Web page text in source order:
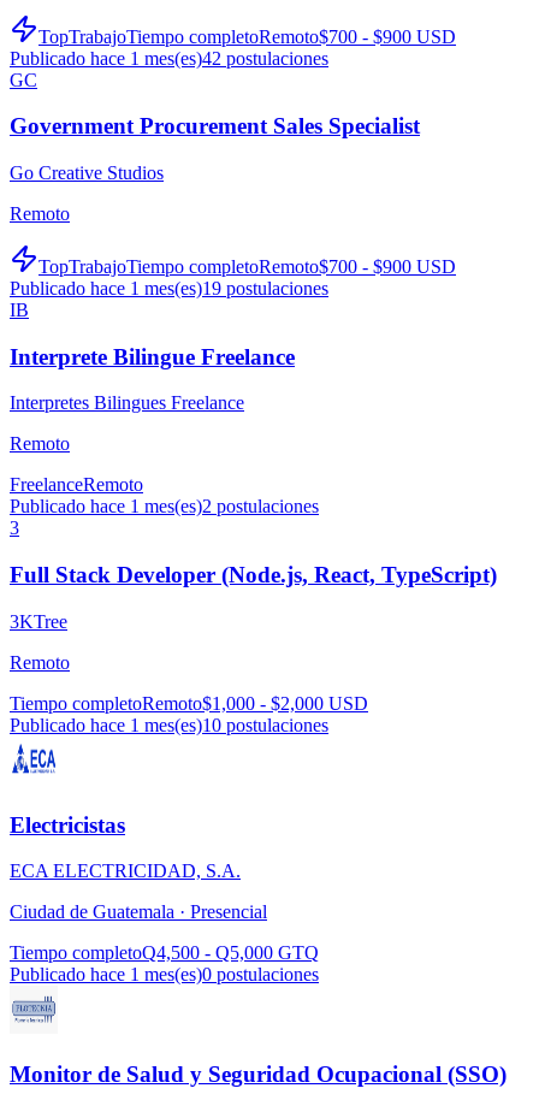
TopTrabajoTiempo completoRemoto$700 - $900 USD
Publicado hace 1 mes(es)42 postulaciones
GC
Government Procurement Sales Specialist
Go Creative Studios
Remoto
TopTrabajoTiempo completoRemoto$700 - $900 USD
Publicado hace 1 mes(es)19 postulaciones
IB
Interprete Bilingue Freelance
Interpretes Bilingues Freelance
Remoto
FreelanceRemoto
Publicado hace 1 mes(es)2 postulaciones
3
Full Stack Developer (Node.js, React, TypeScript)
3KTree
Remoto
Tiempo completoRemoto$1,000 - $2,000 USD
Publicado hace 1 mes(es)10 postulaciones
Electricistas
ECA ELECTRICIDAD, S.A.
Ciudad de Guatemala · Presencial
Tiempo completoQ4,500 - Q5,000 GTQ
Publicado hace 1 mes(es)0 postulaciones
Monitor de Salud y Seguridad Ocupacional (SSO)